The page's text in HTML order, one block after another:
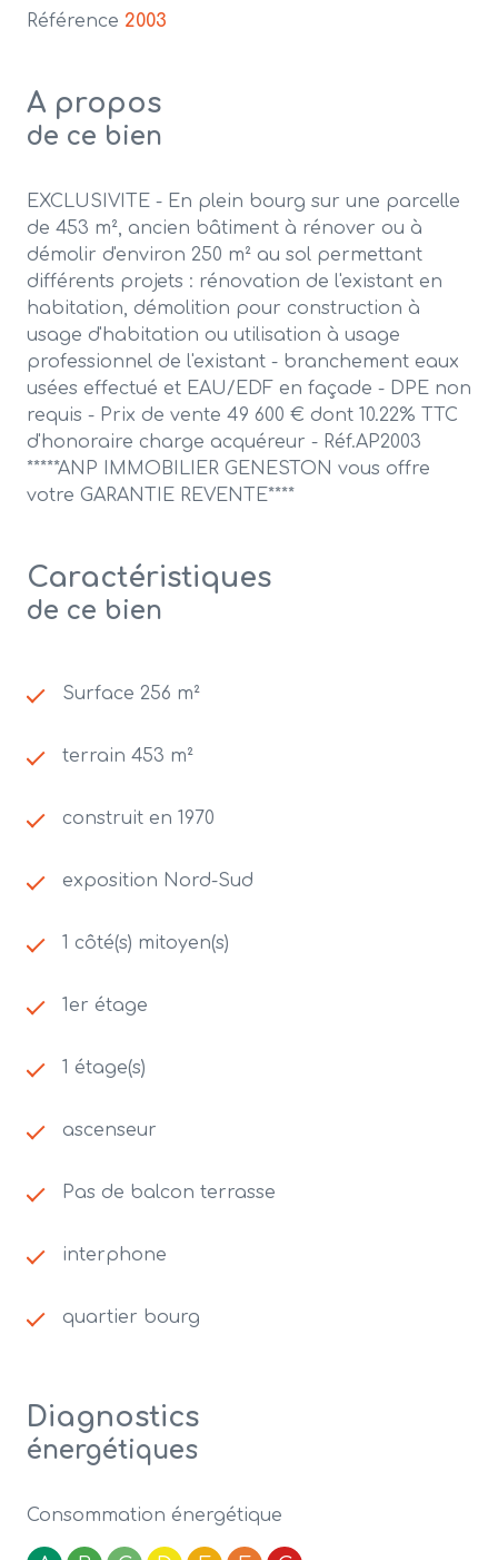
Référence 2003
A propos
de ce bien
EXCLUSIVITE - En plein bourg sur une parcelle
de 453 m², ancien bâtiment à rénover ou à
démolir d'environ 250 m² au sol permettant
différents projets : rénovation de l'existant en
habitation, démolition pour construction à
usage d'habitation ou utilisation à usage
professionnel de l'existant - branchement eaux
usées effectué et EAU/EDF en façade - DPE non
requis - Prix de vente 49 600 € dont 10.22% TTC
d'honoraire charge acquéreur - Réf.AP2003
*****ANP IMMOBILIER GENESTON vous offre
votre GARANTIE REVENTE****
Caractéristiques
de ce bien
Surface 256 m²
terrain 453 m²
construit en 1970
exposition Nord-Sud
1 côté(s) mitoyen(s)
1er étage
1 étage(s)
ascenseur
Pas de balcon terrasse
interphone
quartier bourg
Diagnostics
énergétiques
Consommation énergétique